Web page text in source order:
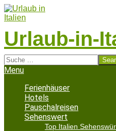
Skip
to
Urlaub-in-
Search
Secondary
Menu
Ferienhäuser
Hotels
Pauschalreisen
Sehenswert
Top Italien